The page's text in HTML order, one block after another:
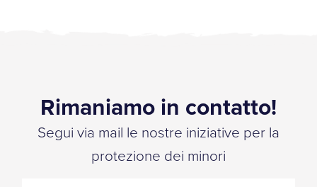
Rimaniamo in contatto!
Segui via mail le nostre iniziative per la
protezione dei minori